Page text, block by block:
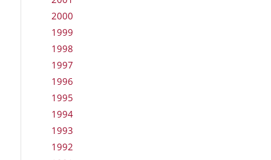
2000
1999
1998
1997
1996
1995
1994
1993
1992